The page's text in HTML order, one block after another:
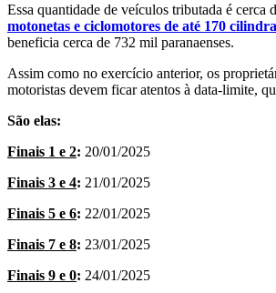
Essa quantidade de veículos tributada é cerca
motonetas e ciclomotores de até 170
beneficia cerca de 732 mil paranaenses.
Assim como no exercício anterior, os
motoristas devem ficar atentos à data-limite,
São elas:
Finais 1 e 2: 20/01/2025
Finais 3 e 4: 21/01/2025
Finais 5 e 6: 22/01/2025
Finais 7 e 8: 23/01/2025
Finais 9 e 0: 24/01/2025